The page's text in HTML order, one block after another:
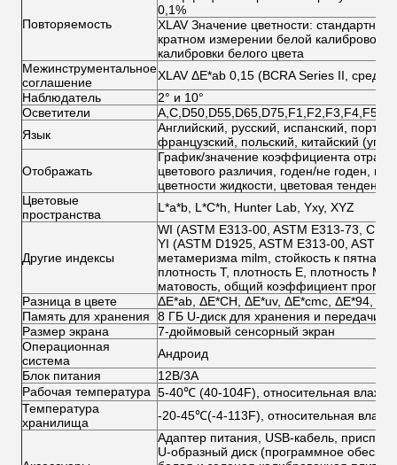
Повторяемость
0,1%
XLAV Значение цветности:
кратном измерении белой
калибровки белого цвета
Межинструментальное
соглашение
XLAV ΔE*ab 0,15 (BCRA Series II,
Наблюдатель
2° и 10°
Осветители
Язык
Английский, русский, испанский,
французский, польский, китайский
Отображать
График/значение коэффициента
цветового различия, годен/не годен,
цветности жидкости, цветовая
Цветовые
пространства
L*a*b, L*C*h, Hunter Lab, Yxy, XYZ
Другие индексы
WI (ASTM E313-00, ASTM E313-73, CIE/
YI (ASTM D1925, ASTM E313-00, ASTM
метамеризма milm, стойкость к пятнам,
плотность T, плотность E, плотность
матовость, общий коэффициент
Разница в цвете
ΔE*ab, ΔE*CH, ΔE*uv, ΔE*cmc, ΔE*94,
Память для хранения
8 ГБ U-диск для хранения и передачи
Размер экрана
7-дюймовый сенсорный экран
Операционная
система
Андроид
Блок питания
12В/3А
Рабочая температура 5-40℃ (40-104F), относительная
Температура
хранилища
-20-45℃(-4-113F), относительная
Адаптер питания, USB-кабель,
U-образный диск (программное